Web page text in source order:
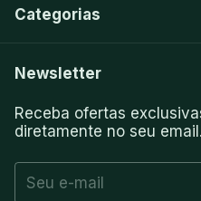
Categorias
Newsletter
Receba ofertas
diretamente no seu email.